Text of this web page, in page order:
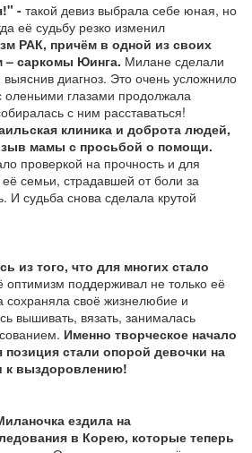
- такой девиз выбрала себе юная, но
её судьбу резко изменил
РАК, причём в одной из своих
саркомы Юинга. Милане сделали
диагноз. Это очень усложнило
оленьими глазами продолжала
с ним расставаться!
клиника и доброта людей,
мамы с просьбой о помощи.
проверкой на прочность и для
семьи, страдавшей от боли за
И судьба снова сделала крутой
из того, что для многих стало
оптимизм поддерживал не только её
своё жизнелюбие и
вышивать, вязать, занималась
Именно творческое начало
позиция стали опорой девочки на
к выздоровлению!
ездила на
в Корею, которые теперь